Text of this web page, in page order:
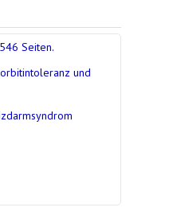
Seiten.
und